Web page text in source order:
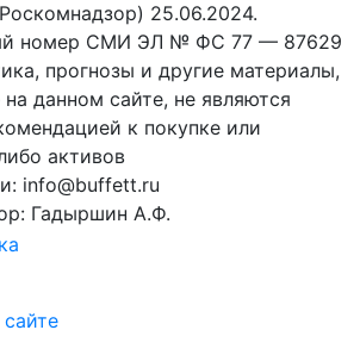
25.06.2024.
номер СМИ ЭЛ № ФС 77 — 87629
прогнозы и другие материалы,
данном сайте, не являются
к покупке или
активов
info@buffett.ru
Гадыршин А.Ф.